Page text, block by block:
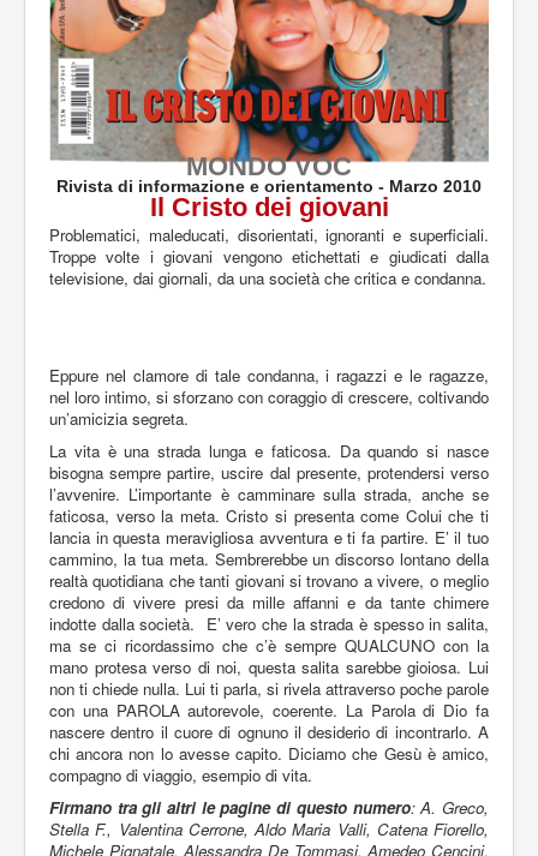
MONDO VOC
Rivista di informazione e orientamento - Marzo 2010
Il Cristo dei giovani
Problematici, maleducati, disorientati, ignoranti e superficiali.
Troppe volte i giovani vengono etichettati e giudicati dalla
televisione, dai giornali, da una società che critica e condanna.
Eppure nel clamore di tale condanna, i ragazzi e le ragazze,
nel loro intimo, si sforzano con coraggio di crescere, coltivando
un’amicizia segreta.
La vita è una strada lunga e faticosa. Da quando si nasce
bisogna sempre partire, uscire dal presente, protendersi verso
l’avvenire. L’importante è camminare sulla strada, anche se
faticosa, verso la meta. Cristo si presenta come Colui che ti
lancia in questa meravigliosa avventura e ti fa partire. E’ il tuo
cammino, la tua meta. Sembrerebbe un discorso lontano della
realtà quotidiana che tanti giovani si trovano a vivere, o meglio
credono di vivere presi da mille affanni e da tante chimere
indotte dalla società. E’ vero che la strada è spesso in salita,
ma se ci ricordassimo che c’è sempre QUALCUNO con la
mano protesa verso di noi, questa salita sarebbe gioiosa. Lui
non ti chiede nulla. Lui ti parla, si rivela attraverso poche parole
con una PAROLA autorevole, coerente. La Parola di Dio fa
nascere dentro il cuore di ognuno il desiderio di incontrarlo. A
chi ancora non lo avesse capito. Diciamo che Gesù è amico,
compagno di viaggio, esempio di vita.
Firmano tra gli altri le pagine di questo numero: A. Greco,
Stella F., Valentina Cerrone, Aldo Maria Valli, Catena Fiorello,
Michele Pignatale, Alessandra De Tommasi, Amedeo Cencini,